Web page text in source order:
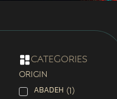
categories
ORIGIN
ABADEH (1)